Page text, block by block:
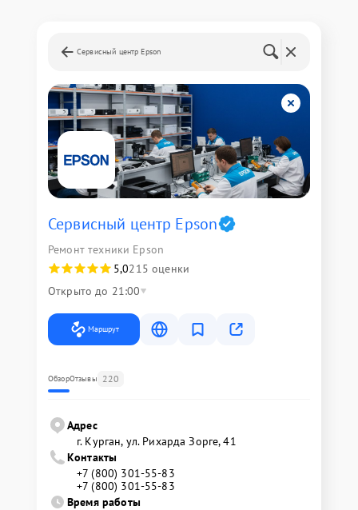
Сервисный центр Epson
Сервисный центр Epson
Ремонт техники Epson
5,0215 оценки
Открыто до 21:00
Маршрут
ОбзорОтзывы 220
Адрес
г. Курган, ул. Рихарда Зорге, 41
Контакты
+7 (800) 301-55-83
+7 (800) 301-55-83
Время работы